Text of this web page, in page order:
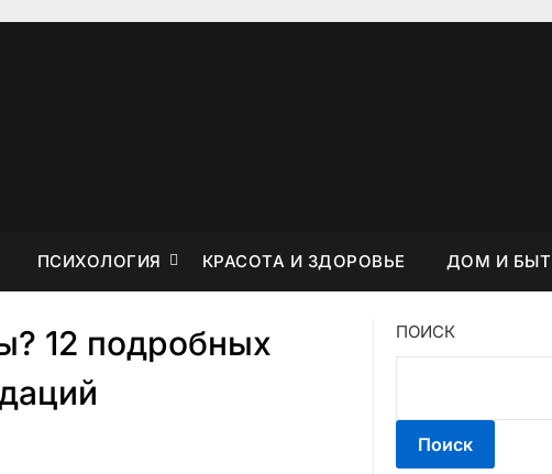
ПCИXOЛOГИЯ КРАСОТА И ЗДОРОВЬЕ ДОМ И БЫТ
12 подробных
ПОИСК
Поиск